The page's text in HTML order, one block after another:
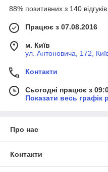
88% позитивних з 140 відгуків
Працює з 07.08.2016
м. Київ
ул. Антоновича, 172,
Контакти
Сьогодні працює з
Показати весь графік
Про нас
Контакти